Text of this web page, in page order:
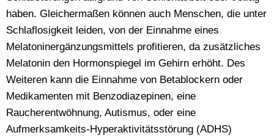
haben. Gleichermaßen können auch Menschen, die unter
Schlaflosigkeit leiden, von der Einnahme eines
Melatoninergänzungsmittels profitieren, da zusätzliches
Melatonin den Hormonspiegel im Gehirn erhöht. Des
Weiteren kann die Einnahme von Betablockern oder
Medikamenten mit Benzodiazepinen, eine
Raucherentwöhnung, Autismus, oder eine
Aufmerksamkeits-Hyperaktivitätsstörung (ADHS)